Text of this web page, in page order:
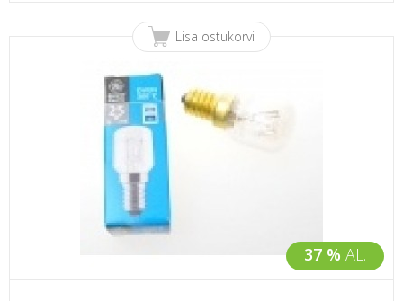
37 % AL.
Lisa ostukorvi